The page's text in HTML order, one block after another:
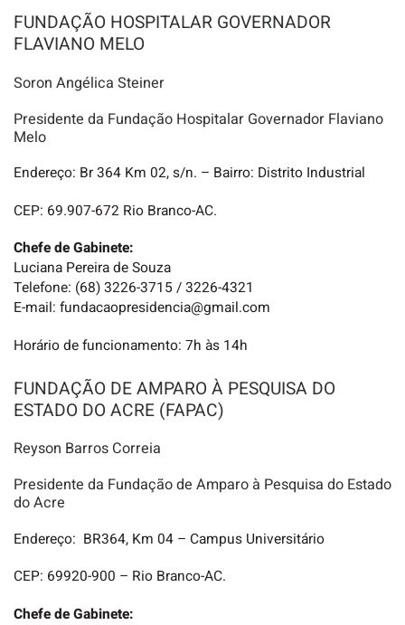
FUNDAÇÃO HOSPITALAR GOVERNADOR
FLAVIANO MELO
Soron Angélica Steiner
Presidente da Fundação Hospitalar Governador Flaviano
Melo
Endereço: Br 364 Km 02, s/n. – Bairro: Distrito Industrial
CEP: 69.907-672 Rio Branco-AC.
Chefe de Gabinete:
Luciana Pereira de Souza
Telefone: (68) 3226-3715 / 3226-4321
E-mail: fundacaopresidencia@gmail.com
Horário de funcionamento: 7h às 14h
FUNDAÇÃO DE AMPARO À PESQUISA DO
ESTADO DO ACRE (FAPAC)
Reyson Barros Correia
Presidente da Fundação de Amparo à Pesquisa do Estado
do Acre
Endereço: BR364, Km 04 – Campus Universitário
CEP: 69920-900 – Rio Branco-AC.
Chefe de Gabinete: